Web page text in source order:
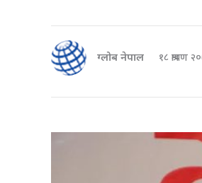
ग्लोब नेपाल १८ श्रावण